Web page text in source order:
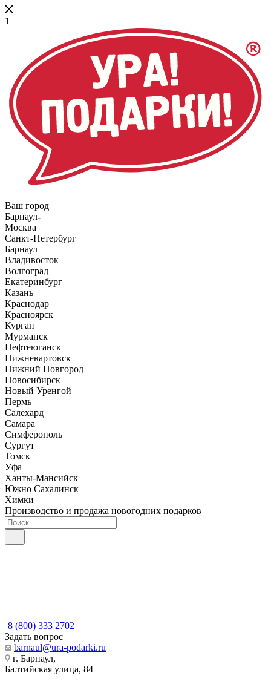
1
Ваш город
Барнаул
Москва
Санкт-Петербург
Барнаул
Владивосток
Волгоград
Екатеринбург
Казань
Краснодар
Красноярск
Курган
Мурманск
Нефтеюганск
Нижневартовск
Нижний Новгород
Новосибирск
Новый Уренгой
Пермь
Салехард
Самара
Симферополь
Сургут
Томск
Уфа
Ханты-Мансийск
Южно Сахалинск
Химки
Производство и продажа новогодних подарков
8 (800) 333 2702
Задать вопрос
barnaul@ura-podarki.ru
г. Барнаул,
Балтийская улица, 84